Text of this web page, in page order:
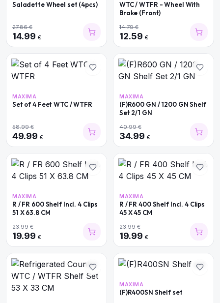
Saladette Wheel set (4pcs)
27.86€
14.99 €
WTC / WTFR - Wheel With
Brake (Front)
14.79€
12.59 €
MAXIMA
Set of 4 Feet WTC / WTFR
58.99€
49.99 €
MAXIMA
(F)R600 GN / 1200 GN Shelf
Set 2/1 GN
40.99€
34.99 €
MAXIMA
R / FR 600 Shelf Incl. 4 Clips
51 X 63.8 CM
23.99€
19.99 €
MAXIMA
R / FR 400 Shelf Incl. 4 Clips
45 X 45 CM
23.99€
19.99 €
MAXIMA
(F)R400SN Shelf set